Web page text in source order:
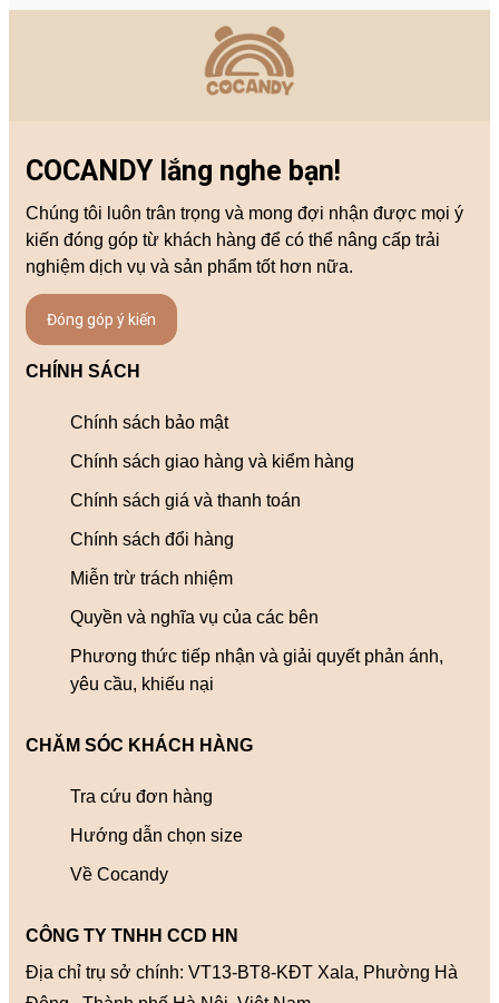
COCANDY lắng nghe bạn!
Chúng tôi luôn trân trọng và mong đợi nhận được mọi ý
kiến đóng góp từ khách hàng để có thể nâng cấp trải
nghiệm dịch vụ và sản phẩm tốt hơn nữa.
Đóng góp ý kiến
CHÍNH SÁCH
Chính sách bảo mật
Chính sách giao hàng và kiểm hàng
Chính sách giá và thanh toán
Chính sách đổi hàng
Miễn trừ trách nhiệm
Quyền và nghĩa vụ của các bên
Phương thức tiếp nhận và giải quyết phản ánh,
yêu cầu, khiếu nại
CÔNG TY TNHH CCD HN
Địa chỉ trụ sở chính: VT13-BT8-KĐT Xala, Phường Hà
CHĂM SÓC KHÁCH HÀNG
Tra cứu đơn hàng
Hướng dẫn chọn size
Về Cocandy